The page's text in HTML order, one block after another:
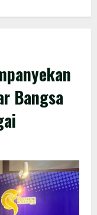
Bangsa